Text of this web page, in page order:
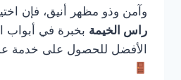
وآمن وذو مظهر أنيق، فإن
راس الخيمة بخبرة في أبواب
الأفضل للحصول على خدمة